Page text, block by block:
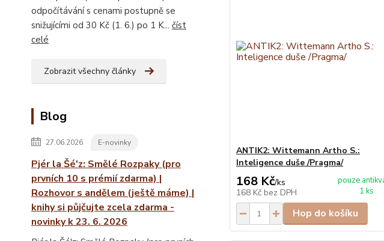
odpočítávání s cenami postupně se
snižujícími od 30 Kč (1. 6.) po 1 K... číst
celé
Zobrazit všechny články
Blog
27.06.2026 E-novinky
Pjér la Šé'z: Smělé Rozpaky (pro
prvních 10 s prémií zdarma) |
Rozhovor s andělem (ještě máme) |
knihy si půjčujte zcela zdarma -
novinky k 23. 6. 2026
ANTIK2: Wittemann Artho S.:
Inteligence duše /Pragma/
168 Kč/ks
168 Kč bez DPH
pouze
1 ks
Hop do košíku